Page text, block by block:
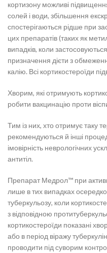
кортизону можливі
солей і води, збільшення
спостерігаються рідше при
цих препаратів (таких як
випадків, коли
призначення дієти з
калію. Всі кортикостероїди
Хворим, які отримують
робити вакцинацію проти
Тим із них, хто отримує таку
рекомендуються й інші
імовірність неврологічних
антитіл.
Препарат Медрол™ при
лише в тих випадках
туберкульозу, коли
з відповідною
кортикостероїди показані
або в період віражу
проводити під суворим